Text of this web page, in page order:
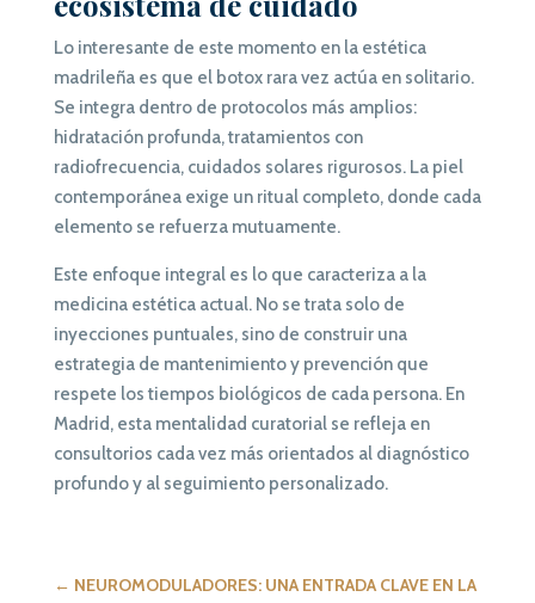
Lo interesante de este momento en la estética
madrileña es que el botox rara vez actúa en solitario.
Se integra dentro de protocolos más amplios:
hidratación profunda, tratamientos con
radiofrecuencia, cuidados solares rigurosos. La piel
contemporánea exige un ritual completo, donde cada
elemento se refuerza mutuamente.
Este enfoque integral es lo que caracteriza a la
medicina estética actual. No se trata solo de
inyecciones puntuales, sino de construir una
estrategia de mantenimiento y prevención que
respete los tiempos biológicos de cada persona. En
Madrid, esta mentalidad curatorial se refleja en
consultorios cada vez más orientados al diagnóstico
profundo y al seguimiento personalizado.
← NEUROMODULADORES: UNA ENTRADA CLAVE EN LA